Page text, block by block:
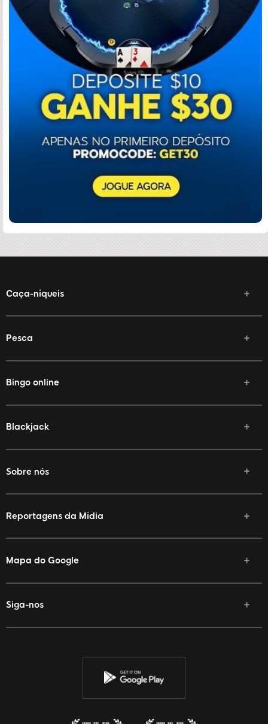
Caça-níqueis
Pesca
Bingo online
Blackjack
Sobre nós
Reportagens da Mídia
Mapa do Google
Siga-nos
Facebook